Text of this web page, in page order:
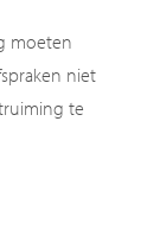
moeten
niet
te